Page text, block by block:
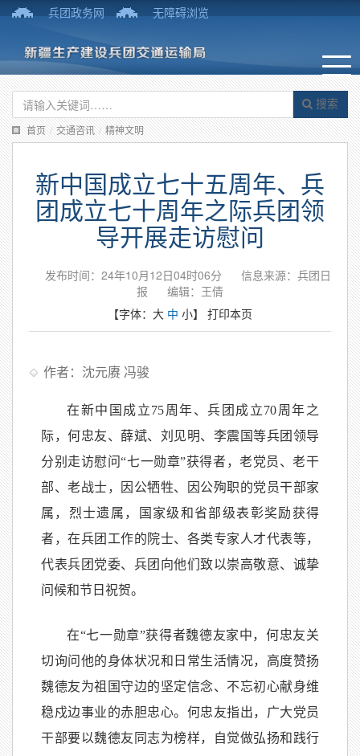
兵团政务网 无障碍浏览
搜索
首页 / 交通咨讯 / 精神文明
新中国成立七十五周年、兵
团成立七十周年之际兵团领
导开展走访慰问
发布时间：24年10月12日04时06分
信息来源：兵团日
报
编辑：王倩
【字体： 大 中 小】 打印本页
作者：沈元赓 冯骏
在新中国成立75周年、兵团成立70周年之
际，何忠友、薛斌、刘见明、李震国等兵团领导
分别走访慰问“七一勋章”获得者，老党员、老干
部、老战士，因公牺牲、因公殉职的党员干部家
属，烈士遗属，国家级和省部级表彰奖励获得
者，在兵团工作的院士、各类专家人才代表等，
代表兵团党委、兵团向他们致以崇高敬意、诚挚
问候和节日祝贺。
在“七一勋章”获得者魏德友家中，何忠友关
切询问他的身体状况和日常生活情况，高度赞扬
魏德友为祖国守边的坚定信念、不忘初心献身维
稳戍边事业的赤胆忠心。何忠友指出，广大党员
干部要以魏德友同志为榜样，自觉做弘扬和践行